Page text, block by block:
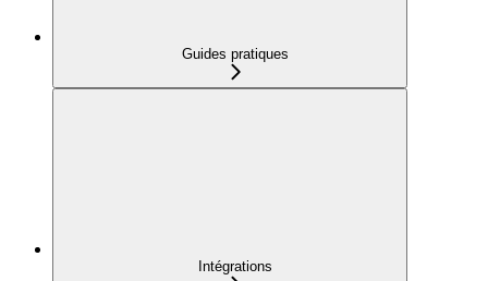
Guides pratiques
Intégrations